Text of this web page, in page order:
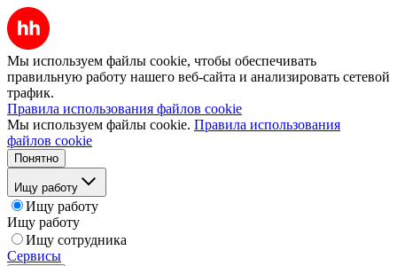
Мы используем файлы cookie, чтобы обеспечивать
правильную работу нашего веб-сайта и анализировать сетевой
трафик.
Правила использования файлов cookie
Мы используем файлы cookie. Правила использования
файлов cookie
Понятно
Ищу работу
Ищу работу
Ищу работу
Ищу сотрудника
Сервисы